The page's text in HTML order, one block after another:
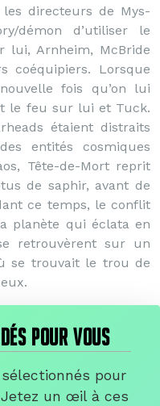
directeurs de Mys-
démon d’utiliser le
lui, Arnheim, McBride
coéquipiers. Lorsque
fois qu’on lui
le feu sur lui et Tuck.
étaient distraits
entités cosmiques
Tête-de-Mort reprit
de saphir, avant de
ce temps, le conflit
planète qui éclata en
retrouvèrent sur un
se trouvait le trou de
POUR VOUS
pour
Jetez un œil à ces